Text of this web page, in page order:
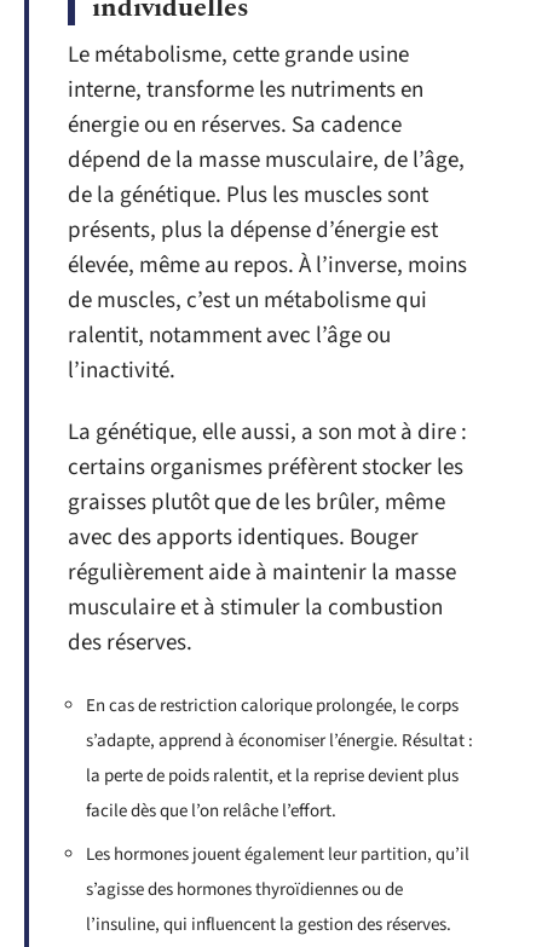
Le métabolisme, cette grande usine
interne, transforme les nutriments en
énergie ou en réserves. Sa cadence
dépend de la masse musculaire, de l’âge,
de la génétique. Plus les muscles sont
présents, plus la dépense d’énergie est
élevée, même au repos. À l’inverse, moins
de muscles, c’est un métabolisme qui
ralentit, notamment avec l’âge ou
l’inactivité.
La génétique, elle aussi, a son mot à dire :
certains organismes préfèrent stocker les
graisses plutôt que de les brûler, même
avec des apports identiques. Bouger
régulièrement aide à maintenir la masse
musculaire et à stimuler la combustion
des réserves.
En cas de restriction calorique prolongée, le corps
s’adapte, apprend à économiser l’énergie. Résultat :
la perte de poids ralentit, et la reprise devient plus
facile dès que l’on relâche l’effort.
Les hormones jouent également leur partition, qu’il
s’agisse des hormones thyroïdiennes ou de
l’insuline, qui influencent la gestion des réserves.